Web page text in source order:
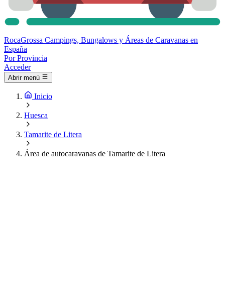
RocaGrossa Campings, Bungalows y Áreas de Caravanas en
España
Por Provincia
Acceder
Abrir menú
Inicio
Huesca
Tamarite de Litera
Área de autocaravanas de Tamarite de Litera